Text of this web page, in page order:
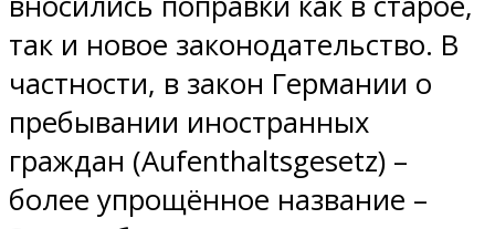
так и новое законодательство. В
частности, в закон Германии о
пребывании иностранных
граждан (Aufenthaltsgesetz) –
более упрощённое название –